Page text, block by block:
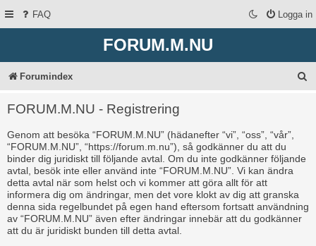
FAQ Logga in
FORUM.M.NU
Forumindex
FORUM.M.NU - Registrering
Genom att besöka “FORUM.M.NU” (hädanefter “vi”, “oss”, “vår”,
“FORUM.M.NU”, “https://forum.m.nu”), så godkänner du att du
binder dig juridiskt till följande avtal. Om du inte godkänner följande
avtal, besök inte eller använd inte “FORUM.M.NU”. Vi kan ändra
detta avtal när som helst och vi kommer att göra allt för att
informera dig om ändringar, men det vore klokt av dig att granska
denna sida regelbundet på egen hand eftersom fortsatt användning
av “FORUM.M.NU” även efter ändringar innebär att du godkänner
att du är juridiskt bunden till detta avtal.